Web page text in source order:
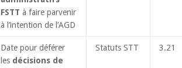
FSTT à faire parvenir
à l’intention de l’AGD
Date pour déférer
les décisions de
Statuts STT 3.21